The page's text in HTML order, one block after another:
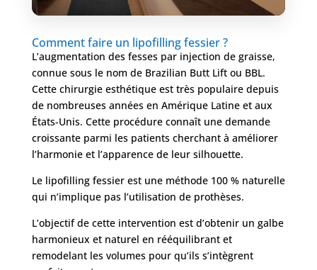
Comment faire un lipofilling fessier ?
L’augmentation des fesses par injection de graisse,
connue sous le nom de Brazilian Butt Lift ou BBL.
Cette chirurgie esthétique est très populaire depuis
de nombreuses années en Amérique Latine et aux
États-Unis. Cette procédure connaît une demande
croissante parmi les patients cherchant à améliorer
l’harmonie et l’apparence de leur silhouette.
Le lipofilling fessier est une méthode 100 % naturelle
qui n’implique pas l’utilisation de prothèses.
L’objectif de cette intervention est d’obtenir un galbe
harmonieux et naturel en rééquilibrant et
remodelant les volumes pour qu’ils s’intègrent